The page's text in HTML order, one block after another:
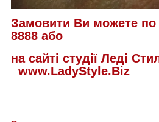
Замовити Ви можете по
8888 або
на сайті студії Леді
www.LadyStyle.Biz